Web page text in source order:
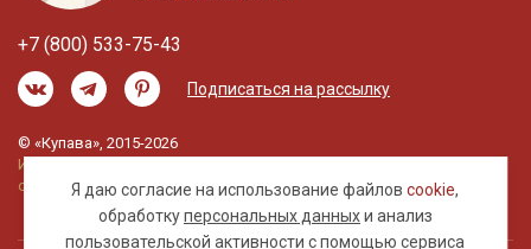
Я даю согласие на использование файловcookie,
обработкуперсональных данныхи анализ
пользовательской активности с помощью сервиса
+7 (800) 533-75-43
Подписаться на рассылку
© «Купава», 2015-2026
Информация на сайте не является публичной
офертой.